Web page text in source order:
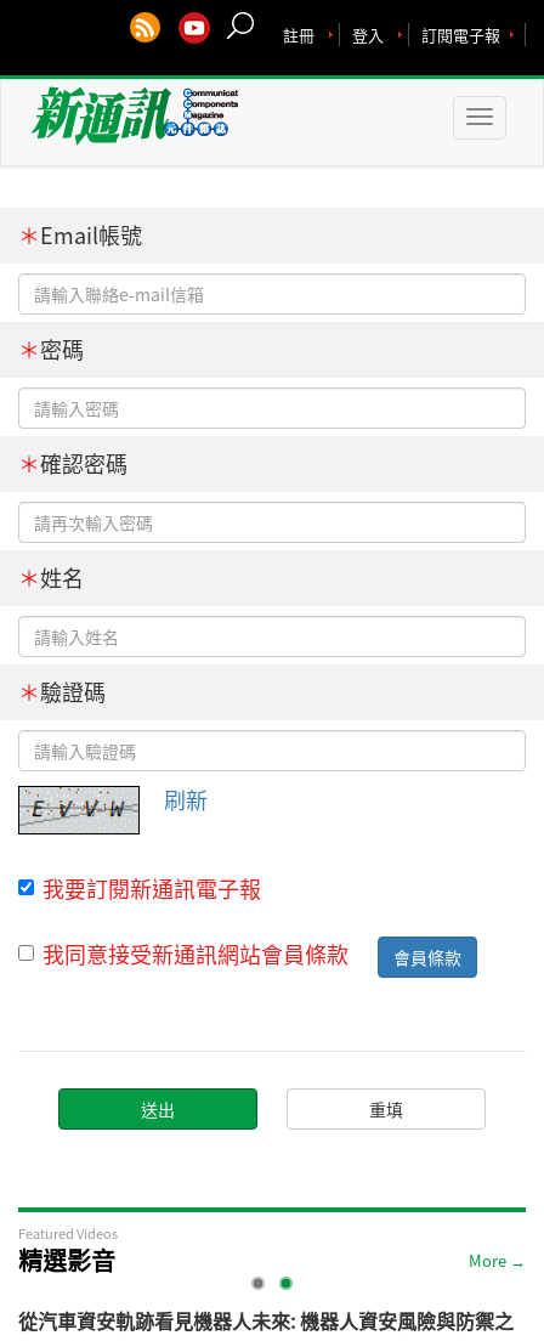
訂閱電子報
登入
註冊
Toggle
＊Email帳號
＊密碼
＊確認密碼
＊姓名
＊驗證碼
刷新
我要訂閱新通訊電子報
我同意接受新通訊網站會員條款
會員條款
Featured Videos
精選影音 More →
從汽車資安軌跡看見機器人未來: 機器人資安風險與防禦之